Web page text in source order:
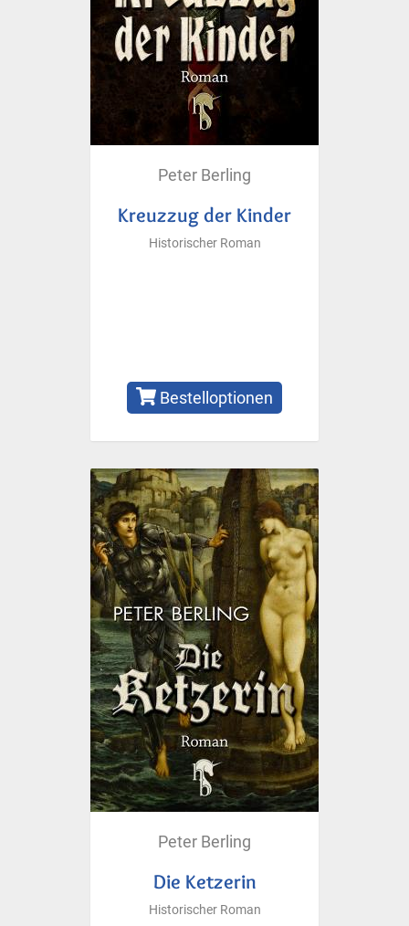
Peter Berling
Kreuzzug der Kinder
Historischer Roman
Bestelloptionen
Peter Berling
Die Ketzerin
Historischer Roman